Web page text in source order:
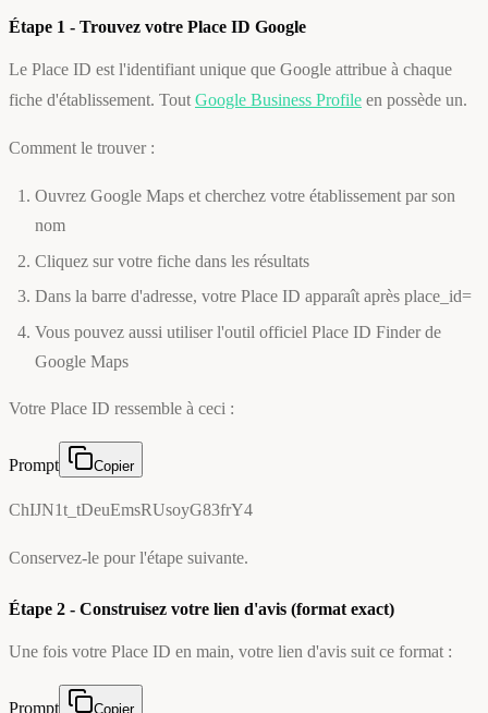
Étape 1 - Trouvez votre Place ID Google
Le Place ID est l'identifiant unique que Google attribue à chaque
fiche d'établissement. Tout Google Business Profile en possède un.
Comment le trouver :
Ouvrez Google Maps et cherchez votre établissement par son
nom
Cliquez sur votre fiche dans les résultats
Dans la barre d'adresse, votre Place ID apparaît après place_id=
Vous pouvez aussi utiliser l'outil officiel Place ID Finder de
Google Maps
Votre Place ID ressemble à ceci :
Prompt Copier
ChIJN1t_tDeuEmsRUsoyG83frY4
Conservez-le pour l'étape suivante.
Étape 2 - Construisez votre lien d'avis (format exact)
Une fois votre Place ID en main, votre lien d'avis suit ce format :
Prompt Copier